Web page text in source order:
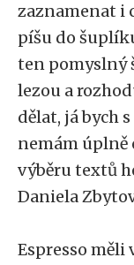
zaznamenat i
píšu do
ten pomyslný
lezou a
dělat, já bych
nemám úplně
výběru textů
Daniela
Espresso měli